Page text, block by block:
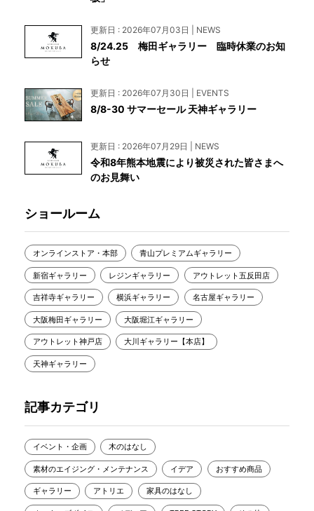
更新日 : 2026年07月03日 | NEWS
8/24.25 梅田ギャラリー 臨時休業のお知
らせ
更新日 : 2026年07月30日 | EVENTS
8/8-30 サマーセール 天神ギャラリー
更新日 : 2026年07月29日 | NEWS
令和8年熊本地震により被災された皆さまへ
のお見舞い
ショールーム
オンラインストア・本部 青山プレミアムギャラリー
新宿ギャラリー レジンギャラリー アウトレット五反田店
吉祥寺ギャラリー 横浜ギャラリー 名古屋ギャラリー
大阪梅田ギャラリー 大阪堀江ギャラリー
アウトレット神戸店 大川ギャラリー【本店】
天神ギャラリー
記事カテゴリ
イベント・企画 木のはなし
素材のエイジング・メンテナンス イデア おすすめ商品
ギャラリー アトリエ 家具のはなし